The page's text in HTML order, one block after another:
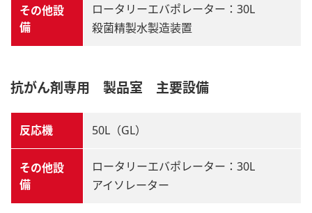
その他設
備
ロータリーエバポレーター：30L
殺菌精製水製造装置
抗がん剤専用 製品室 主要設備
反応機 50L（GL）
その他設
備
ロータリーエバポレーター：30L
アイソレーター